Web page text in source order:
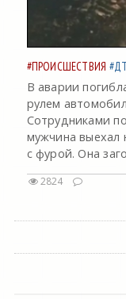
#ПРОИСШЕСТВИЯ
В аварии
рулем
Сотрудниками
мужчина выехал
с фурой. Она
2824